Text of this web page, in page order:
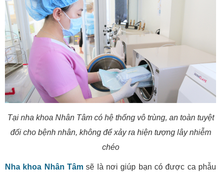
Tại nha khoa Nhân Tâm có hệ thống vô trùng, an toàn tuyệt
đối cho bệnh nhân, không để xảy ra hiện tượng lây nhiễm
chéo
Nha khoa Nhân Tâm sẽ là nơi giúp bạn có được ca phẫu